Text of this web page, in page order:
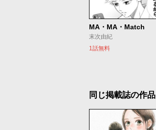
MA・MA・Match
末次由紀
1話無料
同じ掲載誌の作品